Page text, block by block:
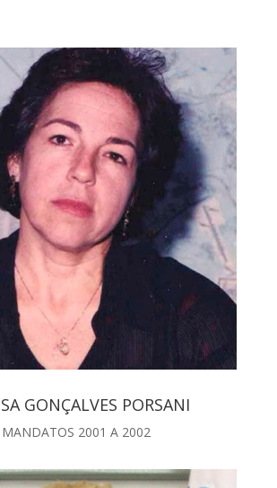
GONÇALVES PORSANI
MANDATOS 2001 A 2002